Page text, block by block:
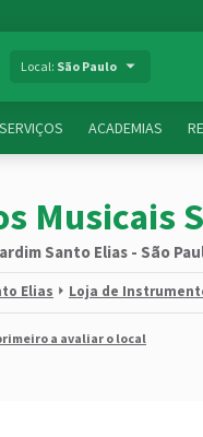
Local: São Paulo
ACADEMIAS
Musicais
Santo Elias - São
Elias Loja de
a avaliar o local